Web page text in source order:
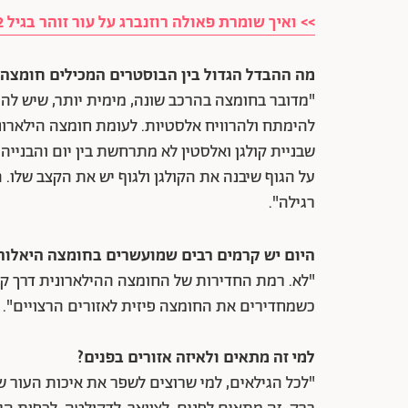
>> ואיך שומרת פאולה רוזנברג על עור זוהר בגיל 42?
מה ההבדל הגדול בין הבוסטרים המכילים חומצה
"מדובר בחומצה בהרכב שונה, מימית יותר, שיש
להימתח ולהרוויח אלסטיות. לעומת חומצה
שבניית קולגן ואלסטין לא מתרחשת בין יום
על הגוף שיבנה את הקולגן ולגוף יש את הקצב
רגילה".
היום יש קרמים רבים שמועשרים בחומצה
"לא. רמת החדירות של החומצה ההילארונית
כשמחדירים את החומצה פיזית לאזורים הרצויים".
למי זה מתאים ולאיזה אזורים בפנים?
"לכל הגילאים, למי שרוצים לשפר את איכות